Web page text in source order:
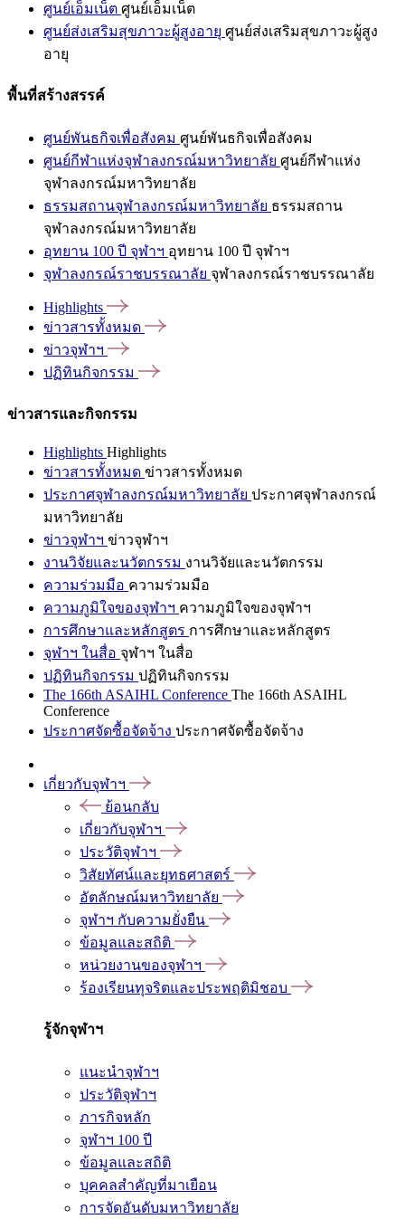
ศูนย์เอ็มเน็ต ศูนย์เอ็มเน็ต
ศูนย์ส่งเสริมสุขภาวะผู้สูงอายุ ศูนย์ส่งเสริมสุขภาวะผู้สูง
อายุ
พื้นที่สร้างสรรค์
ศูนย์พันธกิจเพื่อสังคม ศูนย์พันธกิจเพื่อสังคม
ศูนย์กีฬาแห่งจุฬาลงกรณ์มหาวิทยาลัย ศูนย์กีฬาแห่ง
จุฬาลงกรณ์มหาวิทยาลัย
ธรรมสถานจุฬาลงกรณ์มหาวิทยาลัย ธรรมสถาน
จุฬาลงกรณ์มหาวิทยาลัย
อุทยาน 100 ปี จุฬาฯ อุทยาน 100 ปี จุฬาฯ
จุฬาลงกรณ์ราชบรรณาลัย จุฬาลงกรณ์ราชบรรณาลัย
Highlights
ข่าวสารทั้งหมด
ข่าวจุฬาฯ
ปฏิทินกิจกรรม
ข่าวสารและกิจกรรม
Highlights Highlights
ข่าวสารทั้งหมด ข่าวสารทั้งหมด
ประกาศจุฬาลงกรณ์มหาวิทยาลัย ประกาศจุฬาลงกรณ์
มหาวิทยาลัย
ข่าวจุฬาฯ ข่าวจุฬาฯ
งานวิจัยและนวัตกรรม งานวิจัยและนวัตกรรม
ความร่วมมือ ความร่วมมือ
ความภูมิใจของจุฬาฯ ความภูมิใจของจุฬาฯ
การศึกษาและหลักสูตร การศึกษาและหลักสูตร
จุฬาฯ ในสื่อ จุฬาฯ ในสื่อ
ปฏิทินกิจกรรม ปฏิทินกิจกรรม
The 166th ASAIHL Conference The 166th ASAIHL
Conference
ประกาศจัดซื้อจัดจ้าง ประกาศจัดซื้อจัดจ้าง
เกี่ยวกับจุฬาฯ
ย้อนกลับ
เกี่ยวกับจุฬาฯ
ประวัติจุฬาฯ
วิสัยทัศน์และยุทธศาสตร์
อัตลักษณ์มหาวิทยาลัย
จุฬาฯ กับความยั่งยืน
ข้อมูลและสถิติ
หน่วยงานของจุฬาฯ
ร้องเรียนทุจริตและประพฤติมิชอบ
รู้จักจุฬาฯ
แนะนำจุฬาฯ
ประวัติจุฬาฯ
ภารกิจหลัก
จุฬาฯ 100 ปี
ข้อมูลและสถิติ
บุคคลสำคัญที่มาเยือน
การจัดอันดับมหาวิทยาลัย